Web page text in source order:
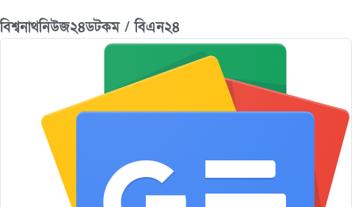
বিশ্বনাথনিউজ২৪ডটকম / বিএন২৪